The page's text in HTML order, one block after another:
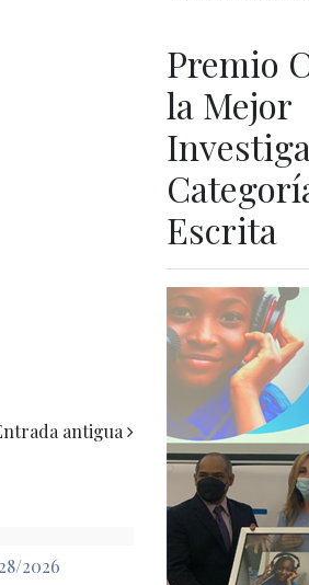
antigua
2026
Premio
la Mejor
Escrita